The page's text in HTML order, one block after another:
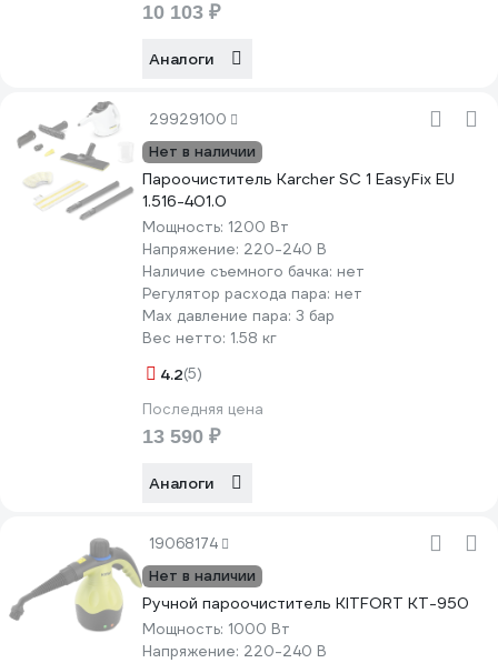
10 103 ₽
Аналоги
29929100
Нет в наличии
Пароочиститель Karcher SC 1 EasyFix EU
1.516-401.0
Мощность: 1200 Вт
Напряжение: 220-240 В
Наличие съемного бачка: нет
Регулятор расхода пара: нет
Max давление пара: 3 бар
Вес нетто: 1.58 кг
4.2(5)
Последняя цена
13 590 ₽
Аналоги
19068174
Нет в наличии
Ручной пароочиститель KITFORT КТ-950
Мощность: 1000 Вт
Напряжение: 220-240 В